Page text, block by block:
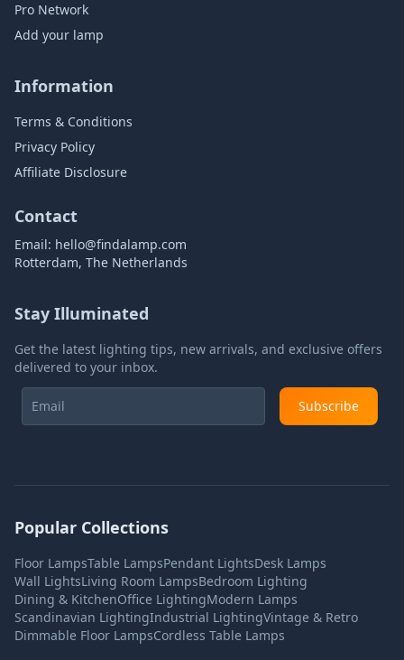
Pro Network
Add your lamp
Information
Terms & Conditions
Privacy Policy
Affiliate Disclosure
Contact
Email: hello@findalamp.com
Rotterdam, The Netherlands
Stay Illuminated
Get the latest lighting tips, new arrivals, and exclusive offers
delivered to your inbox.
Subscribe
Popular Collections
Floor LampsTable LampsPendant LightsDesk Lamps
Wall LightsLiving Room LampsBedroom Lighting
Dining & KitchenOffice LightingModern Lamps
Scandinavian LightingIndustrial LightingVintage & Retro
Dimmable Floor LampsCordless Table Lamps